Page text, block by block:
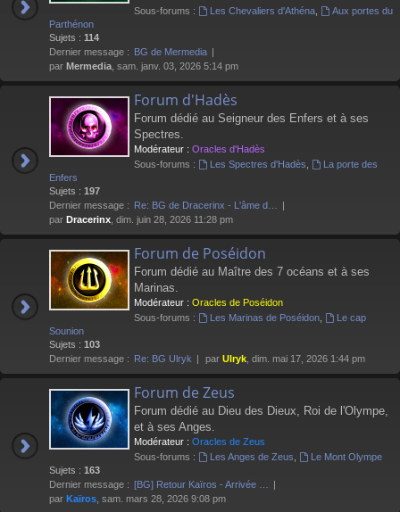
Sous-forums :
Les Chevaliers d'Athéna,
Aux portes du
Parthénon
Sujets : 114
Dernier message : BG de Mermedia
par Mermedia , sam. janv. 03, 2026 5:14 pm
Forum d'Hadès
Forum dédié au Seigneur des Enfers et à ses
Spectres.
Modérateur : Oracles d'Hadès
Sous-forums :
Les Spectres d'Hadès
La porte des
Enfers
Sujets : 197
Dernier message : Re: BG de Dracerinx - L'âme d…
par Dracerinx , dim. juin 28, 2026 11:28 pm
Forum de Poséidon
Forum dédié au Maître des 7 océans et à ses
Marinas.
Modérateur : Oracles de Poséidon
Sous-forums :
Les Marinas de Poséidon,
Le cap
Sounion
Sujets : 103
Dernier message : Re: BG Ulryk par Ulryk , dim. mai 17, 2026 1:44 pm
Forum de Zeus
Forum dédié au Dieu des Dieux, Roi de l'Olympe,
et à ses Anges.
Modérateur : Oracles de Zeus
Sous-forums :
Les Anges de Zeus
Le Mont Olympe
Sujets : 163
Dernier message : [BG] Retour Kaïros - Arrivée …
par Kaïros , sam. mars 28, 2026 9:08 pm